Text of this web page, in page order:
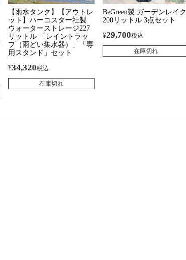
【雨水タンク】【アウトレ
ット】ハーコスター社製
ウォーターストレージ227
リットル 「レイントラッ
プ（雨どい集水器）」「専
用スタンド」セット
¥34,320税込
在庫切れ
BeGreen製 ガーデンレイク
200リットル 3点セット
¥29,700税込
在庫切れ